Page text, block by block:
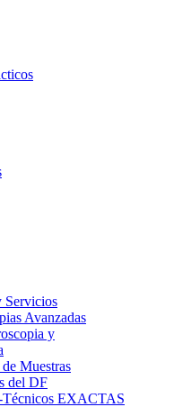
Servicios
Avanzadas
y
Muestras
del DF
EXACTAS